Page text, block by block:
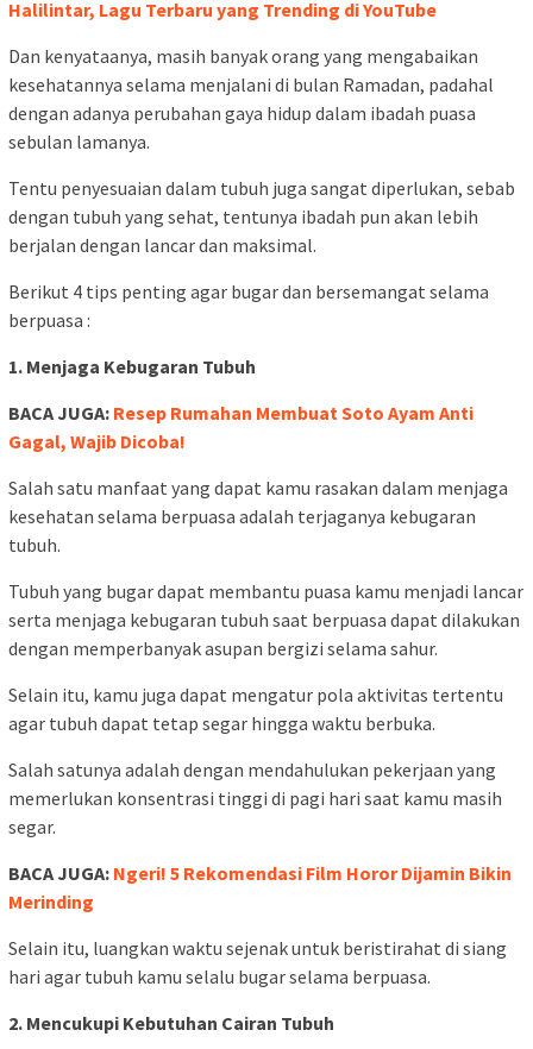
Halilintar, Lagu Terbaru yang Trending di YouTube
Dan kenyataanya, masih banyak orang yang mengabaikan
kesehatannya selama menjalani di bulan Ramadan, padahal
dengan adanya perubahan gaya hidup dalam ibadah puasa
sebulan lamanya.
Tentu penyesuaian dalam tubuh juga sangat diperlukan, sebab
dengan tubuh yang sehat, tentunya ibadah pun akan lebih
berjalan dengan lancar dan maksimal.
Berikut 4 tips penting agar bugar dan bersemangat selama
berpuasa :
1. Menjaga Kebugaran Tubuh
BACA JUGA: Resep Rumahan Membuat Soto Ayam Anti
Gagal, Wajib Dicoba!
Salah satu manfaat yang dapat kamu rasakan dalam menjaga
kesehatan selama berpuasa adalah terjaganya kebugaran
tubuh.
Tubuh yang bugar dapat membantu puasa kamu menjadi lancar
serta menjaga kebugaran tubuh saat berpuasa dapat dilakukan
dengan memperbanyak asupan bergizi selama sahur.
Selain itu, kamu juga dapat mengatur pola aktivitas tertentu
agar tubuh dapat tetap segar hingga waktu berbuka.
Salah satunya adalah dengan mendahulukan pekerjaan yang
memerlukan konsentrasi tinggi di pagi hari saat kamu masih
segar.
BACA JUGA: Ngeri! 5 Rekomendasi Film Horor Dijamin Bikin
Merinding
Selain itu, luangkan waktu sejenak untuk beristirahat di siang
hari agar tubuh kamu selalu bugar selama berpuasa.
2. Mencukupi Kebutuhan Cairan Tubuh